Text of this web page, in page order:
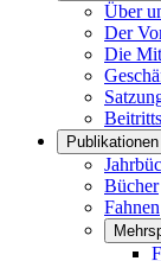
Über
Der
Die
Publikationen
Bücher
Fahnen